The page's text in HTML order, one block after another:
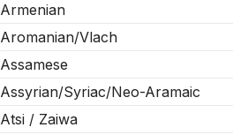
Armenian
Aromanian/Vlach
Assamese
Assyrian/Syriac/Neo-Aramaic
Atsi / Zaiwa